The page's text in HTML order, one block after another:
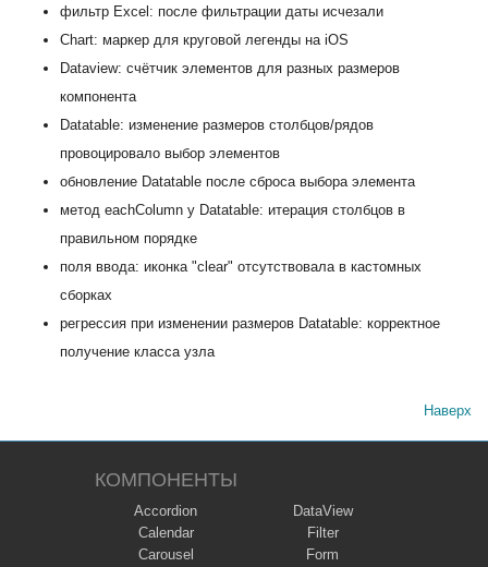
фильтр Excel: после фильтрации даты исчезали
Chart: маркер для круговой легенды на iOS
Dataview: счётчик элементов для разных размеров
компонента
Datatable: изменение размеров столбцов/рядов
провоцировало выбор элементов
обновление Datatable после сброса выбора элемента
метод eachColumn у Datatable: итерация столбцов в
правильном порядке
поля ввода: иконка "clear" отсутствовала в кастомных
сборках
регрессия при изменении размеров Datatable: корректное
получение класса узла
Наверх
КОМПОНЕНТЫ
Accordion
Calendar
Carousel
DataView
Filter
Form